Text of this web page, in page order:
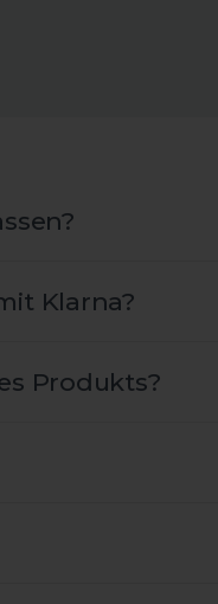
Klarna?
Produkts?